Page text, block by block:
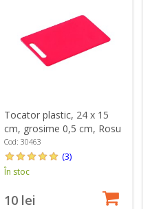
Tocator plastic, 24 x 15
cm, grosime 0,5 cm, Rosu
- Kesper
Cod: 30463
(3)
În stoc
10 lei